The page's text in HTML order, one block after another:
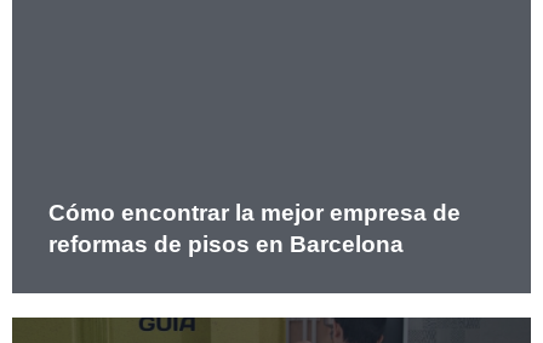
Cómo encontrar la mejor empresa de
reformas de pisos en Barcelona